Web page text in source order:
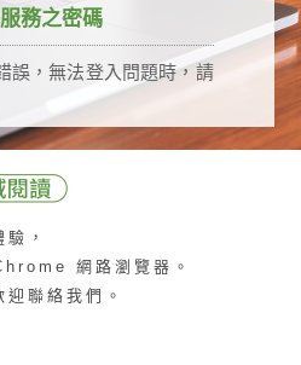
務之密碼
誤，無法登入問題時，請
，
網路瀏覽器。
聯絡我們。